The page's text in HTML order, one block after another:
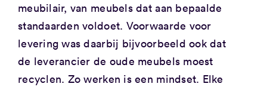
meubilair, van meubels dat aan bepaalde
standaarden voldoet. Voorwaarde voor
levering was daarbij bijvoorbeeld ook dat
de leverancier de oude meubels moest
recyclen. Zo werken is een mindset. Elke